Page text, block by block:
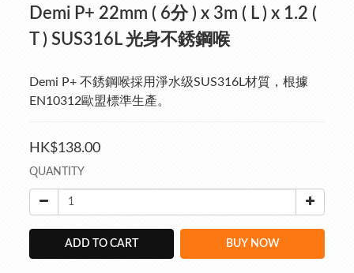
Demi P+ 22mm ( 6分 ) x 3m ( L ) x 1.2 (
T ) SUS316L 光身不銹鋼喉
Demi P+ 不銹鋼喉採用淨水级SUS316L材質，根據
EN10312歐盟標準生產。
HK$138.00
QUANTITY
ADD TO CART BUY NOW